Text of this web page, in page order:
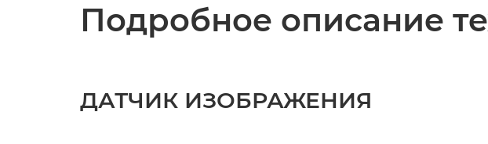
Подробное описание
ДАТЧИК ИЗОБРАЖЕНИЯ